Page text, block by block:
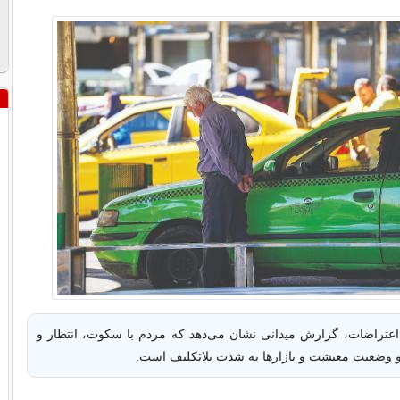
اعتراضات، گزارش میدانی نشان می‌دهد که مردم با سکوت، انتظار و
و وضعیت معیشت و بازارها به شدت بلاتکلیف است.